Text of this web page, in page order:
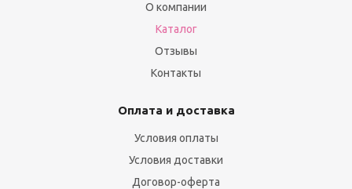
О компании
Каталог
Отзывы
Контакты
Оплата и доставка
Условия оплаты
Условия доставки
Договор-оферта